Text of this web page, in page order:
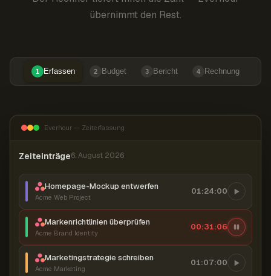
übernimmt den Rest.
1 Erfassen 2 Budget 3 Bericht 4 Rechnung
Everhour — Zeiterfassung
Zeiteinträge6. August 2026
Homepage-Mockup entwerfen
Acme Web Project
01:24:00
Markenrichtlinien überprüfen
Acme Brand Identity
00:31:07
Marketingstrategie schreiben
Acme Marketing
01:07:00